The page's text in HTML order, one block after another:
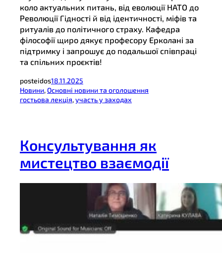
коло актуальних питань, від еволюції НАТО до
Революції Гідності й від ідентичності, міфів та
ритуалів до політичного страху. Кафедра
філософії щиро дякує професору Ерколані за
підтримку і запрошує до подальшої співпраці
та спільних проєктів!
posteidos18.11.2025
Новини, Основні новини та оголошення
гостьова лекція, участь у заходах
Консультування як
мистецтво взаємодії